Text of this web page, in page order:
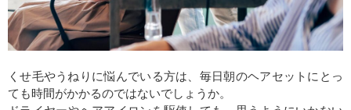
くせ毛やうねりに悩んでいる方は、毎日朝のヘアセットにとっ
ても時間がかかるのではないでしょうか。